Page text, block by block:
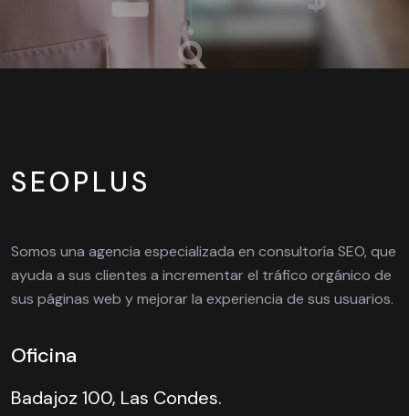
SEOPLUS
Somos una agencia especializada en consultoría SEO, que
ayuda a sus clientes a incrementar el tráfico orgánico de
sus páginas web y mejorar la experiencia de sus usuarios.
Oficina
Badajoz 100, Las Condes.